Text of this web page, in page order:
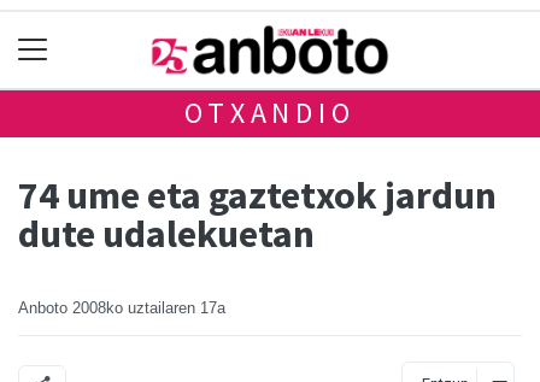
OTXANDIO
74 ume eta gaztetxok jardun
dute udalekuetan
Anboto 2008ko uztailaren 17a